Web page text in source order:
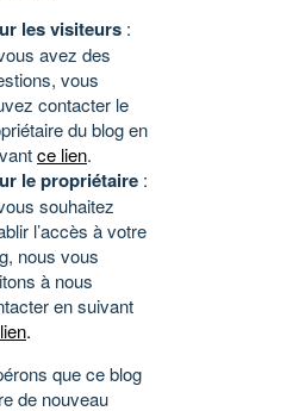
les visiteurs :
avez des
vous
contacter le
du blog en
ce lien.
le propriétaire :
souhaitez
l’accès à votre
nous vous
à nous
en suivant
.
que ce blog
de nouveau